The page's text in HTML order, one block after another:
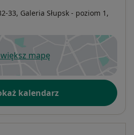
33, Galeria Słupsk - poziom 1,
mapę
otwiera się w nowej karcie
kalendarz